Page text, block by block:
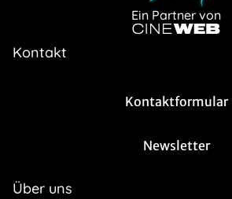
Ein Partner von
Kontakt
Kontaktformular
Newsletter
Über uns